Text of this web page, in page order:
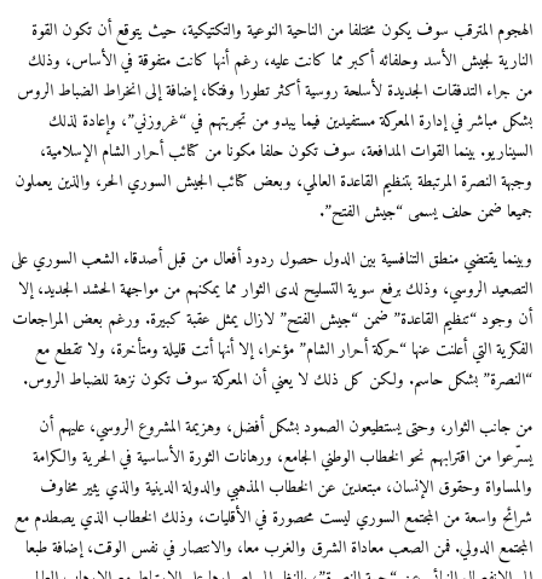
الهجوم المترقب سوف يكون مختلفا من الناحية النوعية والتكتيكية، حيث يتوقع أن تكون القوة
النارية لجيش الأسد وحلفائه أكبر مما كانت عليه، رغم أنها كانت متفوقة في الأساس، وذلك
من جراء التدفقات الجديدة لأسلحة روسية أكثر تطورا وفتكا، إضافة إلى انخراط الضباط الروس
بشكل مباشر في إدارة المعركة مستفيدين فيما يبدو من تجربتهم في “غروزني”، وإعادة لذلك
السيناريو. بينما القوات المدافعة، سوف تكون حلفا مكونا من كتائب أحرار الشام الإسلامية،
وجبهة النصرة المرتبطة بتنظيم القاعدة العالمي، وبعض كتائب الجيش السوري الحر، والذين يعملون
جميعا ضمن حلف يسمى “جيش الفتح”.
وبينما يقتضي منطق التنافسية بين الدول حصول ردود أفعال من قبل أصدقاء الشعب السوري على
التصعيد الروسي، وذلك برفع سوية التسليح لدى الثوار مما يمكنهم من مواجهة الحشد الجديد، إلا
أن وجود “تنظيم القاعدة” ضمن “جيش الفتح” لازال يمثل عقبة كبيرة. ورغم بعض المراجعات
الفكرية التي أعلنت عنها “حركة أحرار الشام” مؤخرا، إلا أنها أتت قليلة ومتأخرة، ولا تقطع مع
“النصرة” بشكل حاسم. ولكن كل ذلك لا يعني أن المعركة سوف تكون نزهة للضباط الروس.
من جانب الثوار، وحتى يستطيعون الصمود بشكل أفضل، وهزيمة المشروع الروسي، عليهم أن
يسرّعوا من اقترابهم نحو الخطاب الوطني الجامع، ورهانات الثورة الأساسية في الحرية والكرامة
والمساواة وحقوق الإنسان، مبتعدين عن الخطاب المذهبي والدولة الدينية والذي يثير مخاوف
شرائح واسعة من المجتمع السوري ليست محصورة في الأقليات، وذلك الخطاب الذي يصطدم مع
المجتمع الدولي. فمن الصعب معاداة الشرق والغرب معا، والانتصار في نفس الوقت، إضافة طبعا